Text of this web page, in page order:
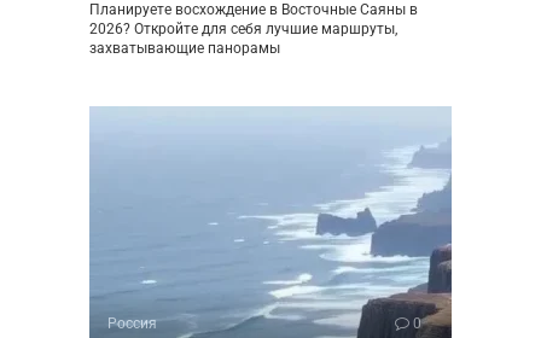
Планируете восхождение в Восточные Саяны в
2026? Откройте для себя лучшие маршруты,
захватывающие панорамы
Россия 0